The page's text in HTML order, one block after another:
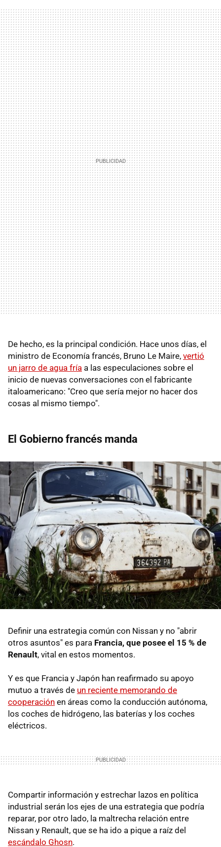
De hecho, es la principal condición. Hace unos días, el
ministro de Economía francés, Bruno Le Maire, vertió
un jarro de agua fría a las especulaciones sobre el
inicio de nuevas conversaciones con el fabricante
italoamericano: "Creo que sería mejor no hacer dos
cosas al mismo tiempo".
El Gobierno francés manda
Definir una estrategia común con Nissan y no "abrir
otros asuntos" es para Francia, que posee el 15 % de
Renault, vital en estos momentos.
Y es que Francia y Japón han reafirmado su apoyo
mutuo a través de un reciente memorando de
cooperación en áreas como la conducción autónoma,
los coches de hidrógeno, las baterías y los coches
eléctricos.
Compartir información y estrechar lazos en política
industrial serán los ejes de una estrategia que podría
reparar, por otro lado, la maltrecha relación entre
Nissan y Renault, que se ha ido a pique a raíz del
escándalo Ghosn.